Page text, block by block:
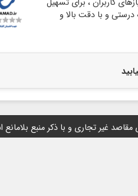
درستی و با دقت بالا و
غیر تجاری و با ذکر منبع